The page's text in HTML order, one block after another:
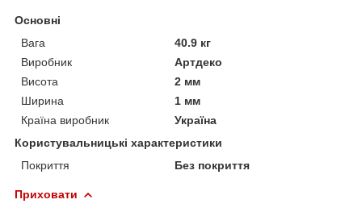
Основні
Вага
40.9 кг
Виробник
Артдеко
Висота
2 мм
Ширина
1 мм
Країна виробник
Україна
Користувальницькі характеристики
Покриття
Без покриття
Приховати